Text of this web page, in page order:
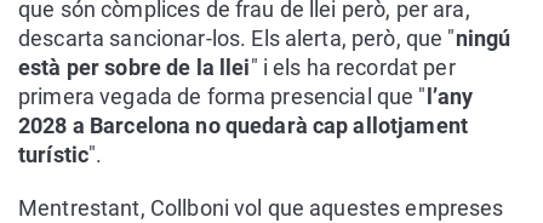
que són còmplices de frau de llei però, per ara,
descarta sancionar-los. Els alerta, però, que "ningú
està per sobre de la llei" i els ha recordat per
primera vegada de forma presencial que " l’any
2028 a Barcelona no quedarà cap allotjament
turístic".
Mentrestant, Collboni vol que aquestes empreses